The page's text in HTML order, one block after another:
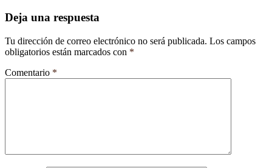
Deja una respuesta
Tu dirección de correo electrónico no será publicada. Los campos
obligatorios están marcados con *
Comentario *